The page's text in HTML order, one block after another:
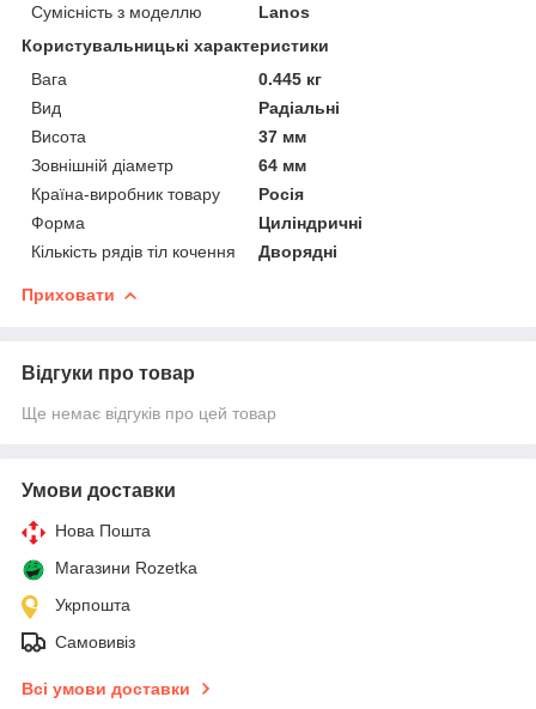
Сумісність з моделлю
Lanos
Користувальницькі характеристики
Вага
0.445 кг
Вид
Радіальні
Висота
37 мм
Зовнішній діаметр
64 мм
Країна-виробник товару
Росія
Форма
Циліндричні
Кількість рядів тіл кочення
Дворядні
Приховати
Відгуки про товар
Ще немає відгуків про цей товар
Умови доставки
Нова Пошта
Магазини Rozetka
Укрпошта
Самовивіз
Всі умови доставки